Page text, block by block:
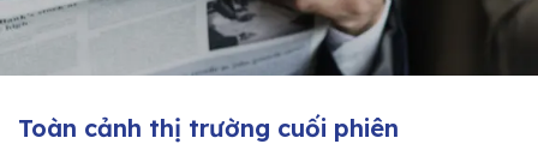
Toàn cảnh thị trường cuối phiên